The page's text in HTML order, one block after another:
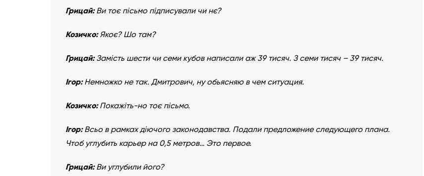
Грицай:Ви тоє пісьмо підписували чи нє?
Козичко:Якоє? Шо там?
Грицай:Замість шести чи семи кубов написали аж 39 тисяч. З семи тисяч – 39 тисяч.
Ігор:Немножко не так. Дмитрович, ну обьясняю в чем ситуация.
Козичко:Покажіть-но тоє пісьмо.
Ігор:Всьо в рамках діючого законодавства. Подали предложение следующего плана.
Чтоб углубить карьер на 0,5 метров… Это первое.
Грицай:Ви углубили його?